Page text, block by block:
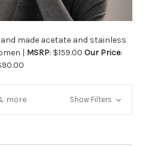
made acetate and stainless
| MSRP: $159.00 Our Price:
more Show Filters